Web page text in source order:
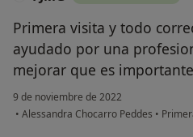
Primera visita y todo
ayudado por una
mejorar que es
9 de noviembre de 2022
• Alessandra Chocarro Peddes •